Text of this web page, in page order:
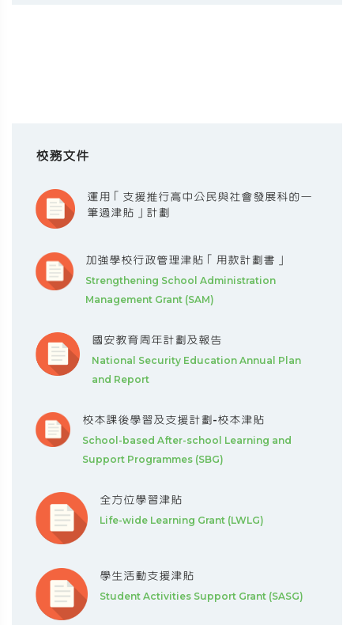
校務文件
運用「支援推行高中公民與社會發展科的一
筆過津貼」計劃
加強學校行政管理津貼「用款計劃書」
Strengthening School Administration
Management Grant (SAM)
國安教育周年計劃及報告
National Security Education Annual Plan
and Report
校本課後學習及支援計劃-校本津貼
School-based After-school Learning and
Support Programmes (SBG)
全方位學習津貼
Life-wide Learning Grant (LWLG)
學生活動支援津貼
Student Activities Support Grant (SASG)